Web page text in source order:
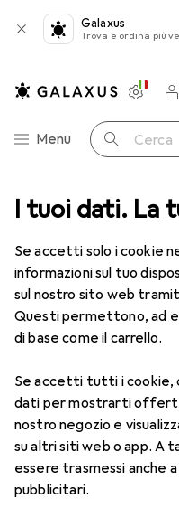
I tuoi dati. La
Se accetti solo i cookie
informazioni sul tuo
sul nostro sito web
Questi permettono, ad
di base come il carrello.
Se accetti tutti i cookie,
dati per mostrarti
nostro negozio e
su altri siti web o app. A
essere trasmessi anche
pubblicitari.
Galaxus
Trova e ordina più
Categoria Navigazione
Menu Cerca
Conto
Liste di
Liste dei
Carrello
+ Puzzle Puzzle
EUR
30,92
Trefl
6000
Accessori per
di Parigi
Qui trovi accessori
stradale di Parigi.